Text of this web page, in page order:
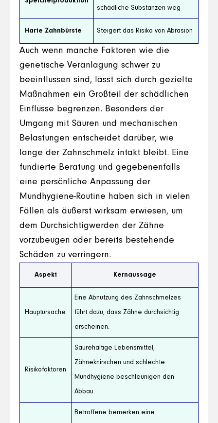
schädliche Substanzen weg
Harte Zahnbürste Steigert das Risiko von Abrasion
Auch wenn manche Faktoren wie die
genetische Veranlagung schwer zu
beeinflussen sind, lässt sich durch gezielte
Maßnahmen ein Großteil der schädlichen
Einflüsse begrenzen. Besonders der
Umgang mit Säuren und mechanischen
Belastungen entscheidet darüber, wie
lange der Zahnschmelz intakt bleibt. Eine
fundierte Beratung und gegebenenfalls
eine persönliche Anpassung der
Mundhygiene-Routine haben sich in vielen
Fällen als äußerst wirksam erwiesen, um
dem Durchsichtigwerden der Zähne
vorzubeugen oder bereits bestehende
Schäden zu verringern.
Aspekt Kernaussage
Hauptursache
Eine Abnutzung des Zahnschmelzes
führt dazu, dass Zähne durchsichtig
erscheinen.
Risikofaktoren
Säurehaltige Lebensmittel,
Zähneknirschen und schlechte
Mundhygiene beschleunigen den
Abbau.
Betroffene bemerken eine